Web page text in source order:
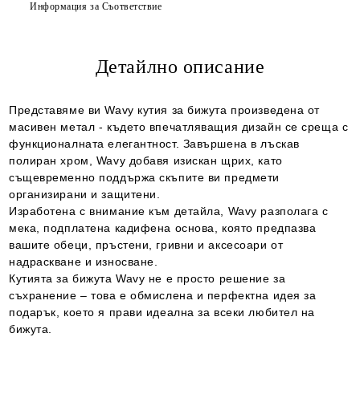
Ние ще се свържем с вас в рамките на работния ден.
Информация за Съответствие
Детайлно описание
Представяме ви Wavy кутия за бижута произведена от
масивен метал - където впечатляващия дизайн се среща с
функционалната елегантност. Завършена в лъскав
полиран хром, Wavy добавя изискан щрих, като
същевременно поддържа скъпите ви предмети
организирани и защитени.
Изработена с внимание към детайла, Wavy разполага с
мека, подплатена кадифена основа, която предпазва
вашите обеци, пръстени, гривни и аксесоари от
надраскване и износване.
Кутията за бижута Wavy не е просто решение за
съхранение – това е обмислена и перфектна идея за
подарък, което я прави идеална за всеки любител на
бижута.